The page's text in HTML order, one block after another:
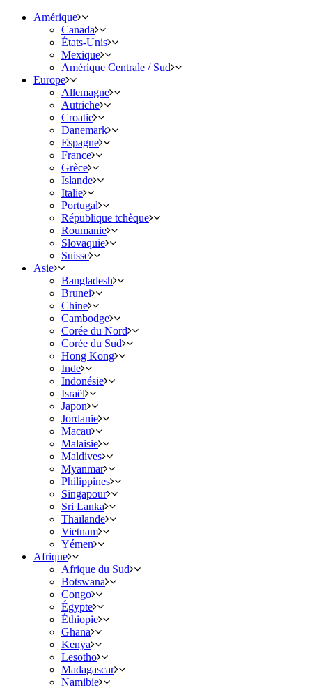
Amérique
Canada
États-Unis
Mexique
Amérique Centrale / Sud
Europe
Allemagne
Autriche
Croatie
Danemark
Espagne
France
Grèce
Islande
Italie
Portugal
République tchèque
Roumanie
Slovaquie
Suisse
Asie
Bangladesh
Brunei
Chine
Cambodge
Corée du Nord
Corée du Sud
Hong Kong
Inde
Indonésie
Israël
Japon
Jordanie
Macau
Malaisie
Maldives
Myanmar
Philippines
Singapour
Sri Lanka
Thaïlande
Vietnam
Yémen
Afrique
Afrique du Sud
Botswana
Congo
Égypte
Éthiopie
Ghana
Kenya
Lesotho
Madagascar
Namibie